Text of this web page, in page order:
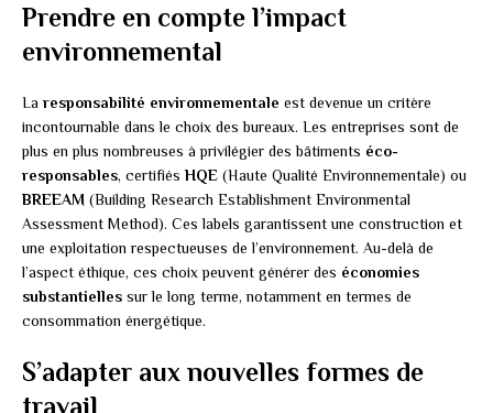
Prendre en compte l’impact
environnemental
La responsabilité environnementale est devenue un critère
incontournable dans le choix des bureaux. Les entreprises sont de
plus en plus nombreuses à privilégier des bâtiments éco-
responsables, certifiésHQE (Haute Qualité Environnementale) ou
BREEAM (Building Research Establishment Environmental
Assessment Method). Ces labels garantissent une construction et
une exploitation respectueuses de l’environnement. Au-delà de
l’aspect éthique, ces choix peuvent générer des économies
substantielles sur le long terme, notamment en termes de
consommation énergétique.
S’adapter aux nouvelles formes de
travail